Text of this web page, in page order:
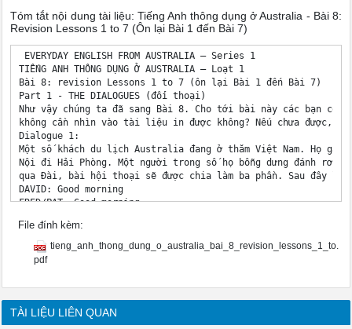
Tóm tắt nội dung tài liệu: Tiếng Anh thông dụng ở Australia - Bài 8:
Revision Lessons 1 to 7 (Ôn lại Bài 1 đến Bài 7)
EVERYDAY ENGLISH FROM AUSTRALIA – Series 1
TIẾNG ANH THÔNG DỤNG Ở AUSTRALIA – Loạt 1
Bài 8: revision Lessons 1 to 7 (ôn lại Bài 1 đến Bài 7)
Part 1 - THE DIALOGUES (đối thoại)
Như vậy chúng ta đã sang Bài 8. Cho tới bài này các bạn có
không cần nhìn vào tài liệu in được không? Nếu chưa được,
Dialogue 1:
Một số khách du lịch Australia đang ở thăm Việt Nam. Họ
Nội đi Hải Phòng. Một người trong số họ bỗng dưng đánh rơi
qua Đài, bài hội thoại sẽ được chia làm ba phần. Sau đây là
DAVID: Good morning
FRED/PAT: Good morning.
FRED: Sure. Do you want a hand?
DAVID: Thanks There! Phew! Sorry, my hands are cold. It’s
isn't it?
DAVID: Nice to meet you Fred.
FRED: And this is Pat, my wife.
File đính kèm:
tieng_anh_thong_dung_o_australia_bai_8_revision_lessons_1_to.
pdf
TÀI LIỆU LIÊN QUAN